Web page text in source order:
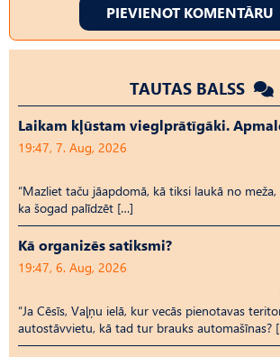
PIEVIENOT KOMENTĀRU
TAUTAS BALSS
Laikam kļūstam vieglprātīgāki.
19:47, 7. Aug, 2026
“Mazliet taču jāapdomā, kā tiksi laukā no meža,
ka šogad palīdzēt […]
Kā organizēs satiksmi?
19:47, 6. Aug, 2026
“Ja Cēsīs, Vaļņu ielā, kur vecās pienotavas
autostāvvietu, kā tad tur brauks automašīnas?